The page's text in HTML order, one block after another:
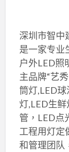
深圳市智中
是一家专业
户外LED照
主品牌“艺
筒灯,LED
灯,LED生
管，LED点
工程用灯定
和管理团队